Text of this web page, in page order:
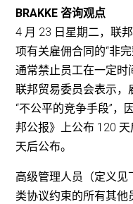
BRAKKE 咨询观点
4 月 23 日星期二，联
项有关雇佣合同的“非
通常禁止员工在一定时
联邦贸易委员会表示，
“不公平的竞争手段”，
邦公报》上公布 120
天后公布。
高级管理人员（定义
类协议约束的所有其